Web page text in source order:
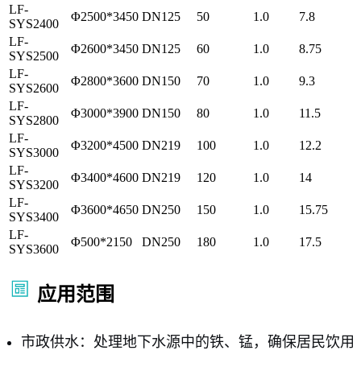
LF-
SYS2400
Φ2500*3450 DN125 50 1.0
7.8
LF-
SYS2500
Φ2600*3450 DN125 60 1.0
8.75
LF-
SYS2600
Φ2800*3600 DN150 70 1.0
9.3
LF-
SYS2800
Φ3000*3900 DN150 80 1.0
11.5
LF-
SYS3000
Φ3200*4500 DN219 100 1.0
12.2
LF-
SYS3200
Φ3400*4600 DN219 120 1.0
14
LF-
SYS3400
Φ3600*4650 DN250 150 1.0
15.75
LF-
SYS3600
Φ500*2150 DN250 180 1.0 17.5
应用范围
市政供水：处理地下水源中的铁、锰，确保居民饮用